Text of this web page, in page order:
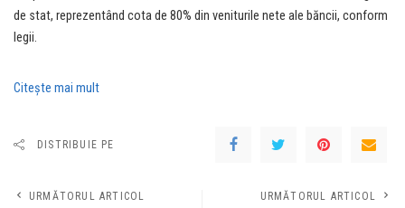
de stat, reprezentând cota de 80% din veniturile nete ale băncii, conform
legii.
Citeşte mai mult
DISTRIBUIE PE
URMĂTORUL ARTICOL URMĂTORUL ARTICOL